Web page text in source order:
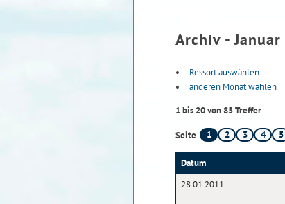
Archiv -
Ressort auswählen
anderen Monat wählen
1 bis 20 von 85 Treffer
Seite 1 2 3 4 5
Datum
28.01.2011